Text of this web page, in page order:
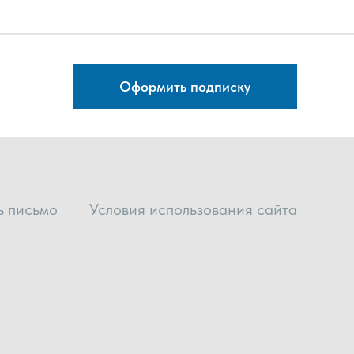
Оформить подписку
письмо Условия использования сайта